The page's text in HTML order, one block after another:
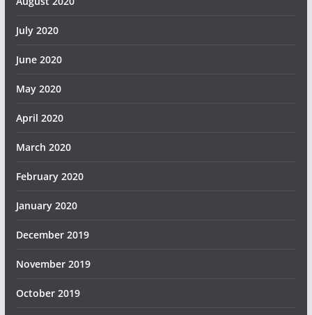
July 2020
June 2020
May 2020
April 2020
March 2020
February 2020
January 2020
December 2019
November 2019
October 2019